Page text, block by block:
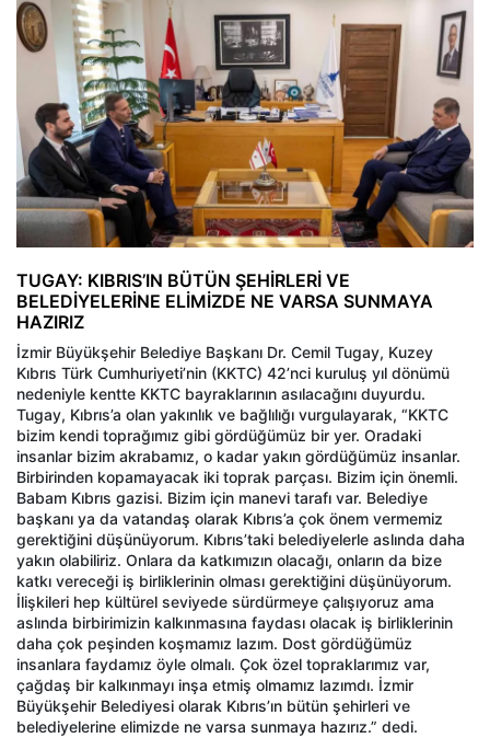
TUGAY: KIBRIS’IN BÜTÜN ŞEHİRLERİ VE
BELEDİYELERİNE ELİMİZDE NE VARSA SUNMAYA
HAZIRIZ
İzmir Büyükşehir Belediye Başkanı Dr. Cemil Tugay, Kuzey
Kıbrıs Türk Cumhuriyeti’nin (KKTC) 42’nci kuruluş yıl dönümü
nedeniyle kentte KKTC bayraklarının asılacağını duyurdu.
Tugay, Kıbrıs’a olan yakınlık ve bağlılığı vurgulayarak, “KKTC
bizim kendi toprağımız gibi gördüğümüz bir yer. Oradaki
insanlar bizim akrabamız, o kadar yakın gördüğümüz insanlar.
Birbirinden kopamayacak iki toprak parçası. Bizim için önemli.
Babam Kıbrıs gazisi. Bizim için manevi tarafı var. Belediye
başkanı ya da vatandaş olarak Kıbrıs’a çok önem vermemiz
gerektiğini düşünüyorum. Kıbrıs’taki belediyelerle aslında daha
yakın olabiliriz. Onlara da katkımızın olacağı, onların da bize
katkı vereceği iş birliklerinin olması gerektiğini düşünüyorum.
İlişkileri hep kültürel seviyede sürdürmeye çalışıyoruz ama
aslında birbirimizin kalkınmasına faydası olacak iş birliklerinin
daha çok peşinden koşmamız lazım. Dost gördüğümüz
insanlara faydamız öyle olmalı. Çok özel topraklarımız var,
çağdaş bir kalkınmayı inşa etmiş olmamız lazımdı. İzmir
Büyükşehir Belediyesi olarak Kıbrıs’ın bütün şehirleri ve
belediyelerine elimizde ne varsa sunmaya hazırız.” dedi.